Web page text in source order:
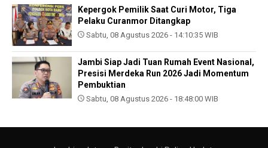
Kepergok Pemilik Saat Curi Motor, Tiga
Pelaku Curanmor Ditangkap
Sabtu, 08 Agustus 2026 - 14:10:35 WIB
Jambi Siap Jadi Tuan Rumah Event Nasional,
Presisi Merdeka Run 2026 Jadi Momentum
Pembuktian
Sabtu, 08 Agustus 2026 - 18:48:00 WIB